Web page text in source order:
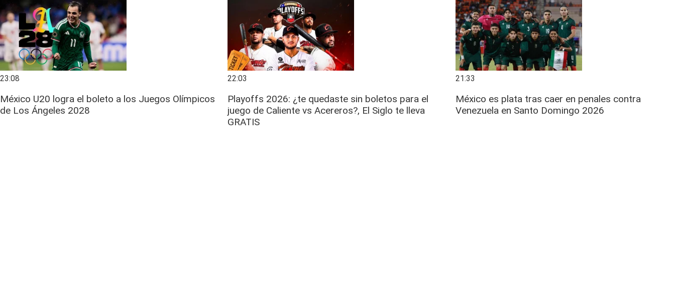
23:08
México U20 logra el boleto a los Juegos Olímpicos
de Los Ángeles 2028
22:03
Playoffs 2026: ¿te quedaste sin boletos para el
juego de Caliente vs Acereros?, El Siglo te lleva
GRATIS
21:33
México es plata tras caer en penales contra
Venezuela en Santo Domingo 2026